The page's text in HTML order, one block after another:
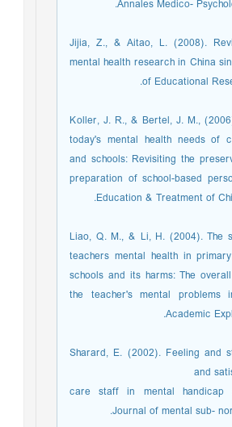
Annales Medico-
Jijia, Z., & Aitao, L. (2008).
mental health research in China
of Educational
Koller, J. R., & Bertel, J. M.,
today's mental health needs of
and schools: Revisiting the
preparation of school-based
Education & Treatment of
Liao, Q. M., & Li, H. (2004). The
teachers mental health in
schools and its harms: The
the teacher's mental problems
Academic
Sharard, E. (2002). Feeling and
and
care staff in mental handicap
Journal of mental sub-